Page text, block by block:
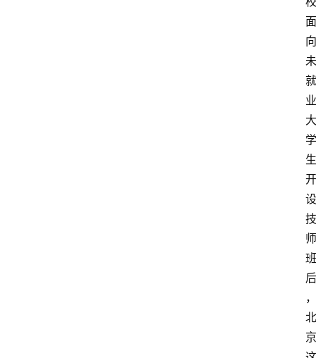
面
向
未
就
业
大
学
生
开
设
技
师
班
后
，
北
京